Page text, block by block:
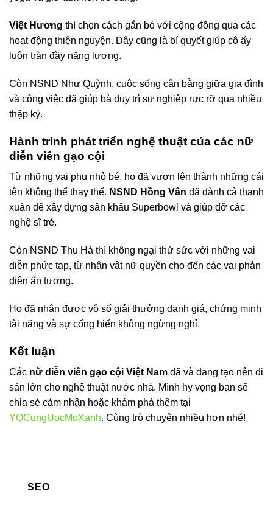
Việt Hương thì chọn cách gắn bó với cộng đồng qua các
hoạt động thiện nguyện. Đây cũng là bí quyết giúp cô ấy
luôn tràn đầy năng lượng.
Còn NSND Như Quỳnh, cuộc sống cân bằng giữa gia đình
và công việc đã giúp bà duy trì sự nghiệp rực rỡ qua nhiều
thập kỷ.
Hành trình phát triển nghệ thuật của các nữ
diễn viên gạo cội
Từ những vai phụ nhỏ bé, họ đã vươn lên thành những cái
tên không thể thay thế. NSND Hồng Vân đã dành cả thanh
xuân để xây dựng sân khấu Superbowl và giúp đỡ các
nghệ sĩ trẻ.
Còn NSND Thu Hà thì không ngại thử sức với những vai
diễn phức tạp, từ nhân vật nữ quyền cho đến các vai phản
diện ấn tượng.
Họ đã nhận được vô số giải thưởng danh giá, chứng minh
tài năng và sự cống hiến không ngừng nghỉ.
Kết luận
Các nữ diễn viên gạo cội Việt Nam đã và đang tạo nên di
sản lớn cho nghệ thuật nước nhà. Mình hy vọng bạn sẽ
chia sẻ cảm nhận hoặc khám phá thêm tại
YOCungUocMoXanh. Cùng trò chuyện nhiều hơn nhé!
SEO